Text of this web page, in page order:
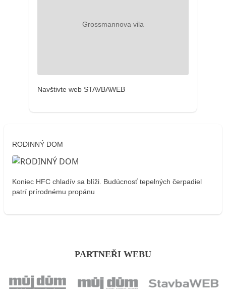
Navštivte web STAVBAWEB
RODINNÝ DOM
Koniec HFC chladív sa blíži. Budúcnosť tepelných čerpadiel
patrí prírodnému propánu
PARTNEŘI WEBU